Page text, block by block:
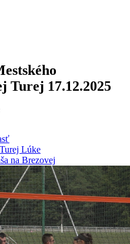
Turej 17.12.2025